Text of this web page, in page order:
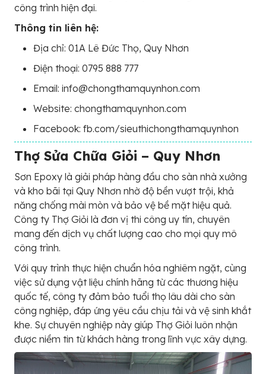
công trình hiện đại.
Thông tin liên hệ:
Địa chỉ: 01A Lê Đức Thọ, Quy Nhơn
Điện thoại: 0795 888 777
Email: info@chongthamquynhon.com
Website: chongthamquynhon.com
Facebook: fb.com/sieuthichongthamquynhon
Thợ Sửa Chữa Giỏi – Quy Nhơn
Sơn Epoxy là giải pháp hàng đầu cho sàn nhà xưởng
và kho bãi tại Quy Nhơn nhờ độ bền vượt trội, khả
năng chống mài mòn và bảo vệ bề mặt hiệu quả.
Công ty Thợ Giỏi là đơn vị thi công uy tín, chuyên
mang đến dịch vụ chất lượng cao cho mọi quy mô
công trình.
Với quy trình thực hiện chuẩn hóa nghiêm ngặt, cùng
việc sử dụng vật liệu chính hãng từ các thương hiệu
quốc tế, công ty đảm bảo tuổi thọ lâu dài cho sàn
công nghiệp, đáp ứng yêu cầu chịu tải và vệ sinh khắt
khe. Sự chuyên nghiệp này giúp Thợ Giỏi luôn nhận
được niềm tin từ khách hàng trong lĩnh vực xây dựng.